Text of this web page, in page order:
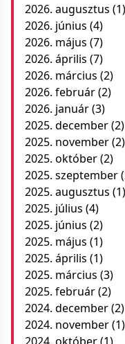
2026. augusztus (1)
2026. június (4)
2026. május (7)
2026. április (7)
2026. március (2)
2026. február(2)
2026. január(3)
2025. december(2)
2025. november(2)
2025. október(2)
2025. szeptember
2025. augusztus (1)
2025. július (4)
2025. június (2)
2025. május (1)
2025. április (1)
2025. március (3)
2025. február(2)
2024. december(2)
2024. november(1)